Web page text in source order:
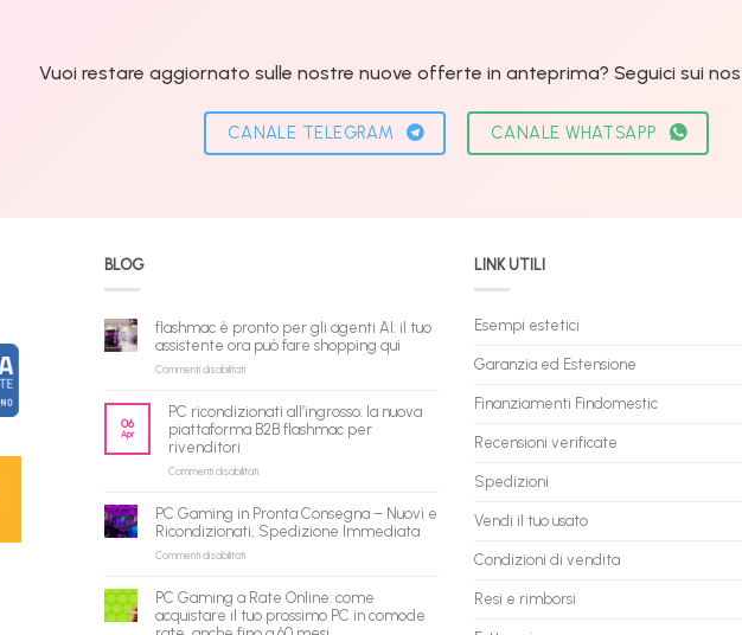
Vuoi restare aggiornato sulle nostre nuove offerte in anteprima? Seguici sui
CANALE TELEGRAM CANALE WHATSAPP
BLOG
flashmac è pronto per gli agenti AI: il tuo
assistente ora può fare shopping qui
Commenti disabilitatisu
pronto
per
agenti
tuo
assistente
shopping
qui
06
Apr
PC ricondizionati all’ingrosso: la nuova
piattaforma B2B flashmac per
rivenditori
Commenti disabilitatisu
all’ingrosso:
la
flashmac
per
PC Gaming in Pronta Consegna – Nuovi e
Ricondizionati, Spedizione Immediata
Commenti disabilitatisu
in
Pronta
PC Gaming a Rate Online: come
acquistare il tuo prossimo PC in comode
LINK UTILI
Esempi estetici
Garanzia ed Estensione
Finanziamenti Findomestic
Recensioni verificate
Spedizioni
Vendi il tuo usato
Condizioni di vendita
Resi e rimborsi